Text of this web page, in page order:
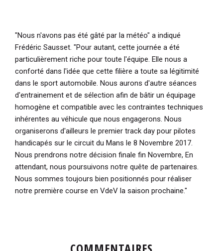
"Nous n'avons pas été gâté par la météo" a indiqué
Frédéric Sausset. "Pour autant, cette journée a été
particulièrement riche pour toute l'équipe. Elle nous a
conforté dans l'idée que cette filière a toute sa légitimité
dans le sport automobile. Nous aurons d'autre séances
d'entrainement et de sélection afin de bâtir un équipage
homogène et compatible avec les contraintes techniques
inhérentes au véhicule que nous engagerons. Nous
organiserons d'ailleurs le premier track day pour pilotes
handicapés sur le circuit du Mans le 8 Novembre 2017.
Nous prendrons notre décision finale fin Novembre, En
attendant, nous poursuivons notre quête de partenaires.
Nous sommes toujours bien positionnés pour réaliser
notre première course en VdeV la saison prochaine."